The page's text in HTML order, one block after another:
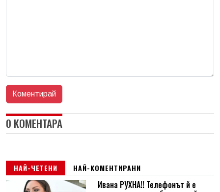
0 КОМЕНТАРА
НАЙ-ЧЕТЕНИ НАЙ-КОМЕНТИРАНИ
Ивана РУХНА!! Телефонът й е